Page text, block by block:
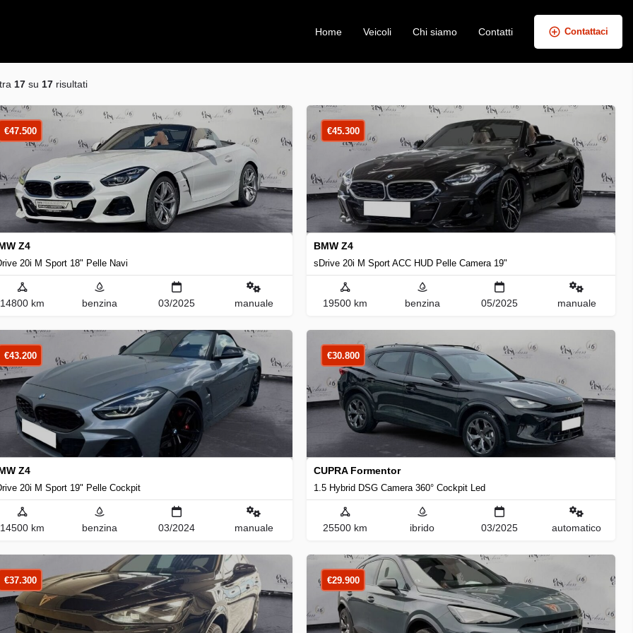
Home Veicoli Chi siamo Contatti Contattaci
17 su 17 risultati
Z4
20i M Sport 18" Pelle Navi
€47.500
14800 km benzina 03/2025 manuale
BMW Z4
sDrive 20i M Sport ACC HUD Pelle Camera 19"
€45.300
19500 km benzina 05/2025 manuale
Z4
20i M Sport 19" Pelle Cockpit
€43.200
14500 km benzina 03/2024 manuale
CUPRA Formentor
1.5 Hybrid DSG Camera 360° Cockpit Led
€30.800
25500 km ibrido 03/2025 automatico
€37.300 €29.900
−